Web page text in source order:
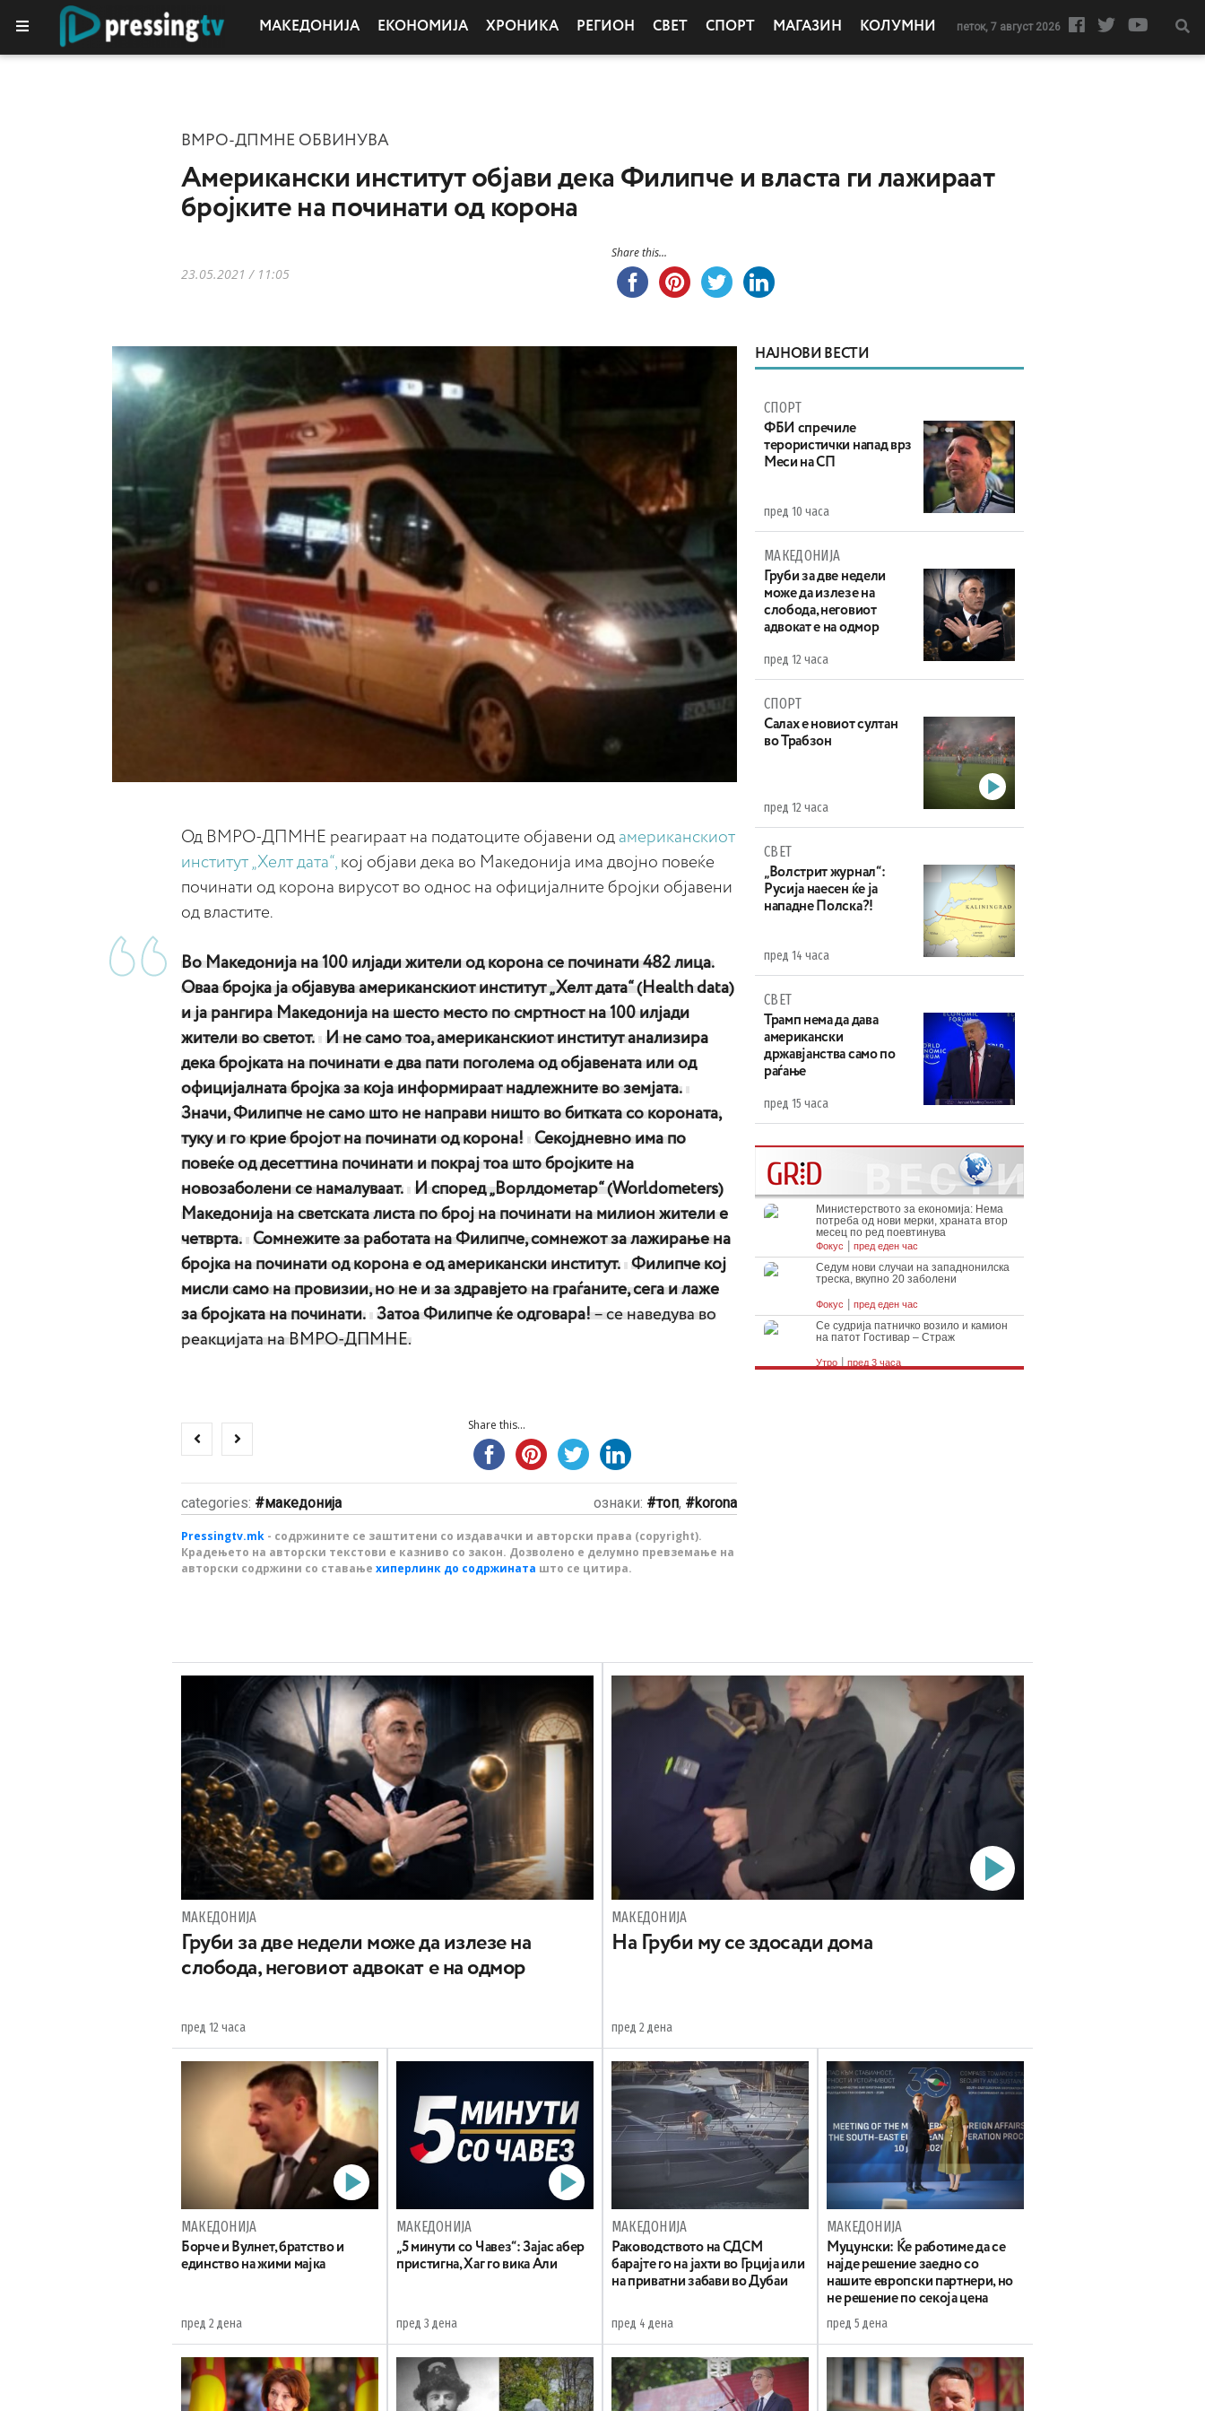
МАКЕДОНИЈА ЕКОНОМИЈА ХРОНИКА РЕГИОН СВЕТ СПОРТ МАГАЗИН КОЛУМНИ петок, 7 август 2026
ВМРО-ДПМНЕ ОБВИНУВА
Американски институт објави дека Филипче и власта ги лажираат
бројките на починати од корона
23.05.2021 / 11:05
Share this...
Од ВМРО-ДПМНЕ реагираат на податоците објавени од американскиот
институт „Хелт дата“, кој објави дека во Македонија има двојно повеќе
починати од корона вирусот во однос на официјалните бројки објавени
од властите.
Во Македонија на 100 илјади жители од корона се починати 482 лица.
Оваа бројка ја објавува американскиот институт „Хелт дата“ (Health data)
и ја рангира Македонија на шесто место по смртност на 100 илјади
жители во светот.
И не само тоа, американскиот институт анализира
дека бројката на починати е два пати поголема од објавената или од
официјалната бројка за која информираат надлежните во земјата.
Значи, Филипче не само што не направи ништо во битката со короната,
туку и го крие бројот на починати од корона!
Секојдневно има по
повеќе од десеттина починати и покрај тоа што бројките на
новозаболени се намалуваат.
И според „Ворлдометар“ (Worldometers)
Македонија на светската листа по број на починати на милион жители е
четврта.
Сомнежите за работата на Филипче, сомнежот за лажирање на
бројка на починати од корона е од американски институт.
Филипче кој
мисли само на провизии, но не и за здравјето на граѓаните, сега и лаже
за бројката на починати.
Затоа Филипче ќе одговара!– се наведува во
реакцијата на ВМРО-ДПМНЕ.
Share this...
categories: македонија ознаки: топ, korona
Pressingtv.mk - содржините се заштитени со издавачки и авторски права (copyright).
Крадењето на авторски текстови е казниво со закон. Дозволено е делумно превземање на
авторски содржини со ставање хиперлинк до содржината што се цитира.
НАЈНОВИ ВЕСТИ
СПОРТ
ФБИ спречиле
терористички напад врз
Меси на СП
пред 10 часа
МАКЕДОНИЈА
Груби за две недели
може да излезе на
слобода, неговиот
адвокат е на одмор
пред 12 часа
СПОРТ
Салах е новиот султан
во Трабзон
пред 12 часа
СВЕТ
„Волстрит журнал“:
Русија наесен ќе ја
нападне Полска?!
пред 14 часа
СВЕТ
Трамп нема да дава
американски
државјанства само по
раѓање
пред 15 часа
МАКЕДОНИЈА
Груби за две недели може да излезе на
слобода, неговиот адвокат е на одмор
пред 12 часа
МАКЕДОНИЈА
На Груби му се здосади дома
пред 2 дена
МАКЕДОНИЈА
Борче и Вулнет, братство и
единство на жими мајка
пред 2 дена
МАКЕДОНИЈА
„5 минути со Чавез“: Зајас абер
пристигна, Хаг го вика Али
пред 3 дена
МАКЕДОНИЈА
Раководството на СДСМ
барајте го на јахти во Грција или
на приватни забави во Дубаи
пред 4 дена
МАКЕДОНИЈА
Муцунски: Ќе работиме да се
најде решение заедно со
нашите европски партнери, но
не решение по секоја цена
пред 5 дена